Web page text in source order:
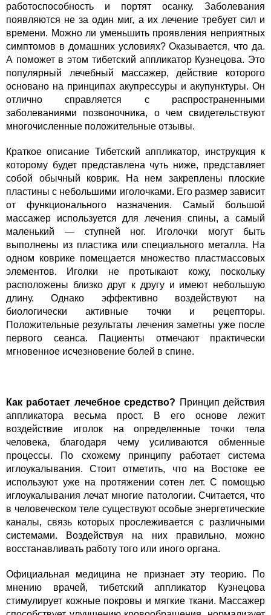
работоспособность и портят осанку. Заболевания
появляются не за один миг, а их лечение требует сил и
времени. Можно ли уменьшить проявления неприятных
симптомов в домашних условиях? Оказывается, что да.
А поможет в этом тибетский аппликатор Кузнецова. Это
популярный лечебный массажер, действие которого
основано на принципах акупрессуры и акупунктуры. Он
отлично справляется с распространенными
заболеваниями позвоночника, о чем свидетельствуют
многочисленные положительные отзывы.
Краткое описание Тибетский аппликатор, инструкция к
которому будет представлена чуть ниже, представляет
собой обычный коврик. На нем закреплены плоские
пластины с небольшими иголочками. Его размер зависит
от функционального назначения. Самый большой
массажер используется для лечения спины, а самый
маленький — ступней ног. Иголочки могут быть
выполнены из пластика или специального металла. На
одном коврике помещается множество пластмассовых
элементов. Иголки не протыкают кожу, поскольку
расположены близко друг к другу и имеют небольшую
длину. Однако эффективно воздействуют на
биологически активные точки и рецепторы.
Положительные результаты лечения заметны уже после
первого сеанса. Пациенты отмечают практически
мгновенное исчезновение болей в спине.
Как работает лечебное средство? Принцип действия
аппликатора весьма прост. В его основе лежит
воздействие иголок на определенные точки тела
человека, благодаря чему усиливаются обменные
процессы. По схожему принципу работает система
иглоукалывания. Стоит отметить, что на Востоке ее
используют уже на протяжении сотен лет. С помощью
иглоукалывания лечат многие патологии. Считается, что
в человеческом теле существуют особые энергетические
каналы, связь которых прослеживается с различными
системами. Воздействуя на них правильно, можно
восстанавливать работу того или иного органа.
Официальная медицина не признает эту теорию. По
мнению врачей, тибетский аппликатор Кузнецова
стимулирует кожные покровы и мягкие ткани. Массажер